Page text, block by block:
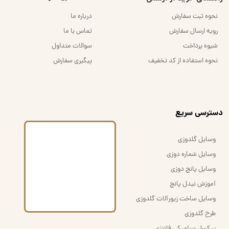
نحوه ثبت سفارش
رویه ارسال سفارش
شیوه پرداخت
نحوه استفاده از کد تخفیف
درباره ما
تماس با ما
سوالات متداول
پیگیری سفارش
​دسترسی سریع
وسایل گلدوزی
وسایل شماره دوزی
وسایل پانچ دوزی
آموزش نیدل پانچ
وسایل ساخت زیورآلات گلدوزی
طرح گلدوزی